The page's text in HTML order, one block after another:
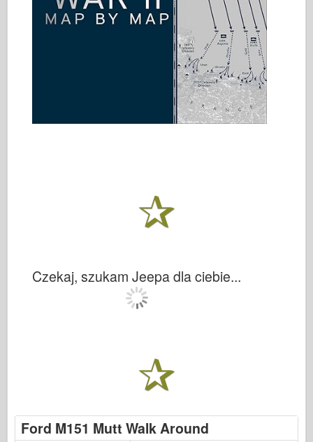
Czekaj, szukam Jeepa dla ciebie...
Ford M151 Mutt Walk Around